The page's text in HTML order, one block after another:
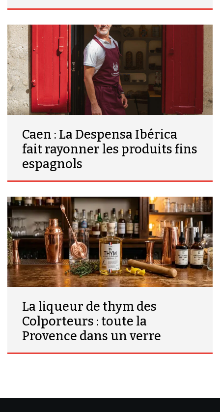
Caen : La Despensa Ibérica
fait rayonner les produits fins
espagnols
La liqueur de thym des
Colporteurs : toute la
Provence dans un verre